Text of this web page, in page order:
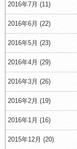
2016年7月 (11)
2016年6月 (22)
2016年5月 (23)
2016年4月 (29)
2016年3月 (26)
2016年2月 (19)
2016年1月 (16)
2015年12月 (20)